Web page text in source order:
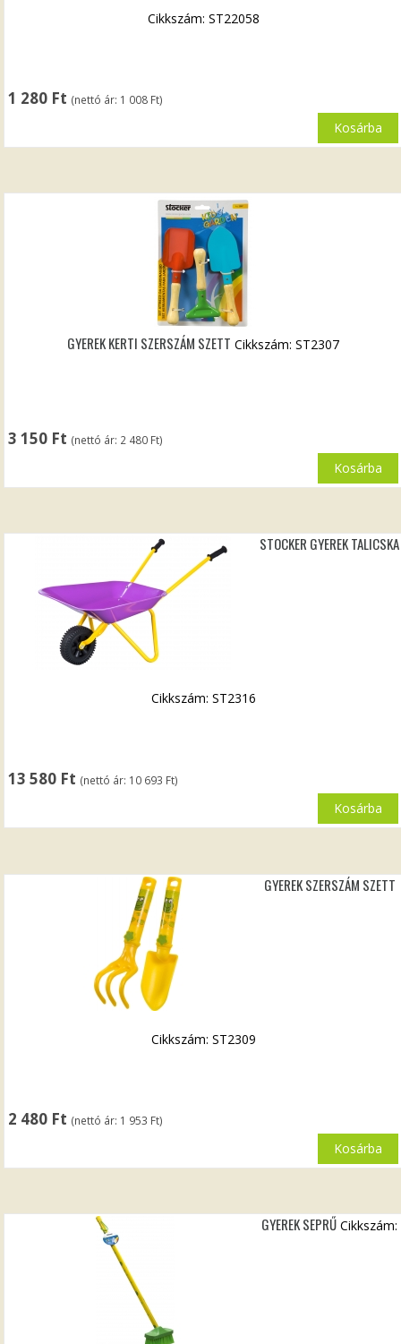
1 280 Ft (nettó ár: 1 008 Ft)
Cikkszám: ST22058
Kosárba
GYEREK KERTI SZERSZÁM SZETT
3 150 Ft (nettó ár: 2 480 Ft)
Cikkszám: ST2307
Kosárba
STOCKER GYEREK TALICSKA
13 580 Ft (nettó ár: 10 693 Ft)
Cikkszám: ST2316
Kosárba
GYEREK SZERSZÁM SZETT
2 480 Ft (nettó ár: 1 953 Ft)
Cikkszám: ST2309
Kosárba
GYEREK SEPRŰ Cikkszám: